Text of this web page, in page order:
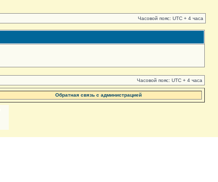
Часовой пояс: UTC + 4 часа
Часовой пояс: UTC + 4 часа
Обратная связь с администрацией